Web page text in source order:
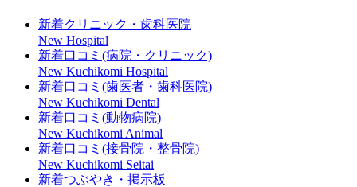
新着クリニック・歯科医院
New Hospital
新着口コミ(病院・クリニック)
New Kuchikomi Hospital
新着口コミ(歯医者・歯科医院)
New Kuchikomi Dental
新着口コミ(動物病院)
New Kuchikomi Animal
新着口コミ(接骨院・整骨院)
New Kuchikomi Seitai
新着つぶやき・掲示板